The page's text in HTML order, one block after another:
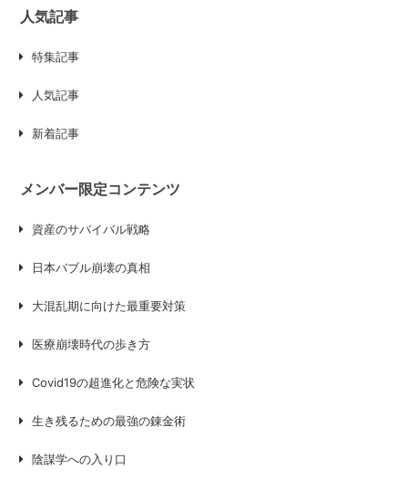
人気記事
特集記事
人気記事
新着記事
メンバー限定コンテンツ
資産のサバイバル戦略
日本バブル崩壊の真相
大混乱期に向けた最重要対策
医療崩壊時代の歩き方
Covid19の超進化と危険な実状
生き残るための最強の錬金術
陰謀学への入り口